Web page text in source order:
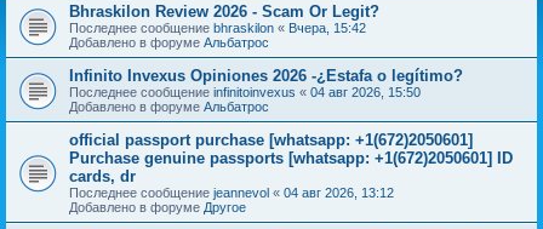
Bhraskilon Review 2026 - Scam Or Legit?
Последнее сообщение bhraskilon « Вчера, 15:42
Добавлено в форуме Альбатрос
Infinito Invexus Opiniones 2026 -¿Estafa o legítimo?
Последнее сообщение infinitoinvexus « 04 авг 2026, 15:50
Добавлено в форуме Альбатрос
official passport purchase [whatsapp: +1(672)2050601]
Purchase genuine passports [whatsapp: +1(672)2050601] ID
cards, dr
Последнее сообщение jeannevol « 04 авг 2026, 13:12
Добавлено в форуме Другое